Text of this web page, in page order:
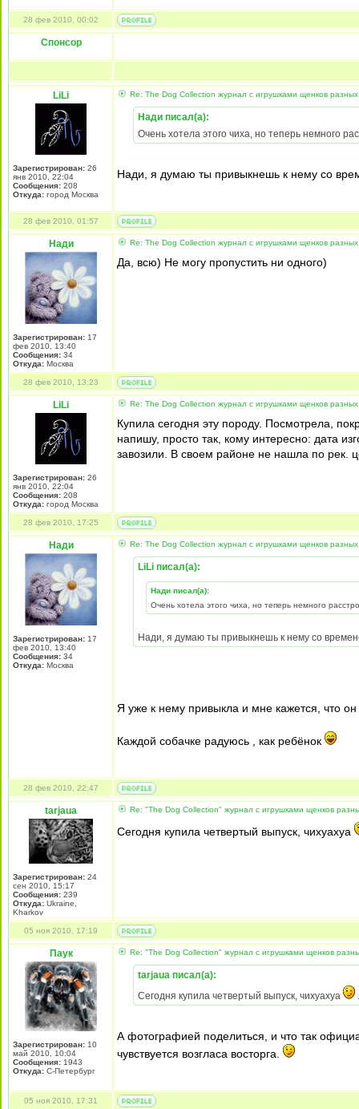
28 фев 2010, 00:02
Спонсор
LiLi
Зарегистрирован: 26
янв 2010, 22:04
Сообщения: 208
Откуда: город Москва
Re: The Dog Collection журнал с игрушками щенков
Нади писал(а):
Очень хотела этого чиха, но теперь немного
Нади, я думаю ты привыкнешь к нему со
28 фев 2010, 01:57
Нади
Зарегистрирован: 17
фев 2010, 13:40
Сообщения: 34
Откуда: Москва
Re: The Dog Collection журнал с игрушками щенков
Да, всю) Не могу пропустить ни одного)
28 фев 2010, 13:23
LiLi
Зарегистрирован: 26
янв 2010, 22:04
Сообщения: 208
Откуда: город Москва
Re: The Dog Collection журнал с игрушками щенков
Купила сегодня эту породу. Посмотрела,
напишу, просто так, кому интересно: дата
завозили. В своем районе не нашла по рек.
28 фев 2010, 17:25
Нади
Зарегистрирован: 17
фев 2010, 13:40
Сообщения: 34
Откуда: Москва
Re: The Dog Collection журнал с игрушками щенков
LiLi писал(а):
Нади писал(а):
Очень хотела этого чиха, но теперь немного
Нади, я думаю ты привыкнешь к нему со
Я уже к нему привыкла и мне кажется, что
Каждой собачке радуюсь , как ребёнок
28 фев 2010, 22:47
tarjaua
Зарегистрирован: 24
сен 2010, 15:17
Сообщения: 239
Откуда: Ukraine,
Kharkov
Re: "The Dog Collection" журнал с игрушками щенков
Сегодня купила четвертый выпуск, чихуахуа
05 ноя 2010, 17:19
Паук
Зарегистрирован: 10
май 2010, 10:04
Сообщения: 1943
Откуда: С-Петербург
Re: "The Dog Collection" журнал с игрушками щенков
tarjaua писал(а):
Сегодня купила четвертый выпуск, чихуахуа
А фотографией поделиться, и что так
чувствуется возгласа восторга.
05 ноя 2010, 17:31